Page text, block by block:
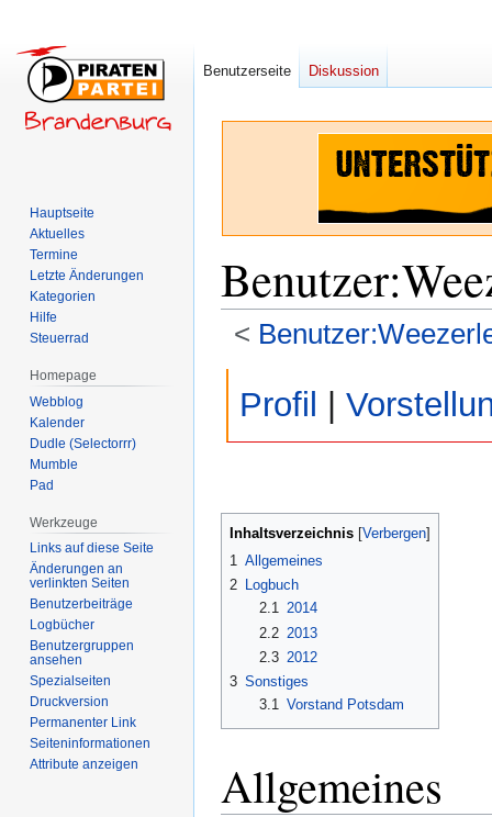
Benutzer:
<
Navigation
Suche
Profil
Inhaltsverzeichnis
1 Allgemeines
2 Logbuch
2.1 2014
2.2 2013
2.3 2012
3 Sonstiges
3.1 Vorstand Potsdam
Allgemeines
Benutzerseite Diskussion
Hauptseite
Aktuelles
Termine
Letzte Änderungen
Kategorien
Hilfe
Steuerrad
Homepage
Webblog
Kalender
Dudle (Selectorrr)
Mumble
Pad
Werkzeuge
Links auf diese Seite
Änderungen an
verlinkten Seiten
Benutzerbeiträge
Logbücher
Benutzergruppen
ansehen
Spezialseiten
Druckversion
Permanenter Link
Seiten­­informationen
Attribute anzeigen